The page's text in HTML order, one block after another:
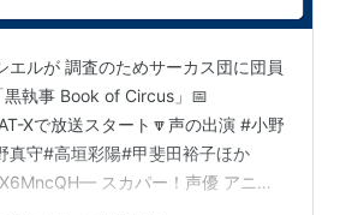
エルが 調査のためサーカス団に団員
黒執事 Book of Circus」📅
Xで放送スタート🔽声の出演 #小野
真守#高垣彩陽#甲斐田裕子ほか
スカパー！声優 アニメ